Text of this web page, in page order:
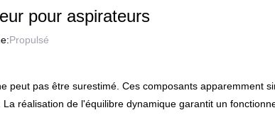
pour aspirateurs
Propulsé
pas être surestimé. Ces composants apparemment
réalisation de l'équilibre dynamique garantit un